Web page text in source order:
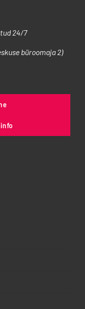
24/7
büroomaja 2)